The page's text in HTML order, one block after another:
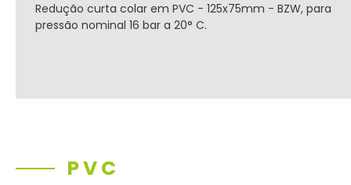
Redução curta colar em PVC - 125x75mm - BZW, para
pressão nominal 16 bar a 20° C.
PVC